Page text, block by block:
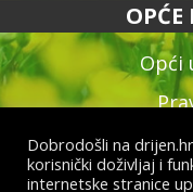
OPĆE
Opći
Način
Dobrodošli na
korisnički doživljaj i
internetske stranice